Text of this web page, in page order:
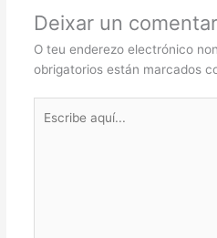
Deixar un
O teu enderezo electrónico
obrigatorios están marcados
aquí...